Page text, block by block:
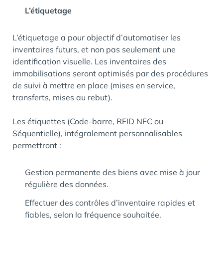
L’étiquetage
L’étiquetage a pour objectif d’automatiser les
inventaires futurs, et non pas seulement une
identification visuelle. Les inventaires des
immobilisations seront optimisés par des procédures
de suivi à mettre en place (mises en service,
transferts, mises au rebut).
Les étiquettes (Code-barre, RFID NFC ou
Séquentielle), intégralement personnalisables
permettront :
Gestion permanente des biens avec mise à jour
régulière des données.
Effectuer des contrôles d’inventaire rapides et
fiables, selon la fréquence souhaitée.